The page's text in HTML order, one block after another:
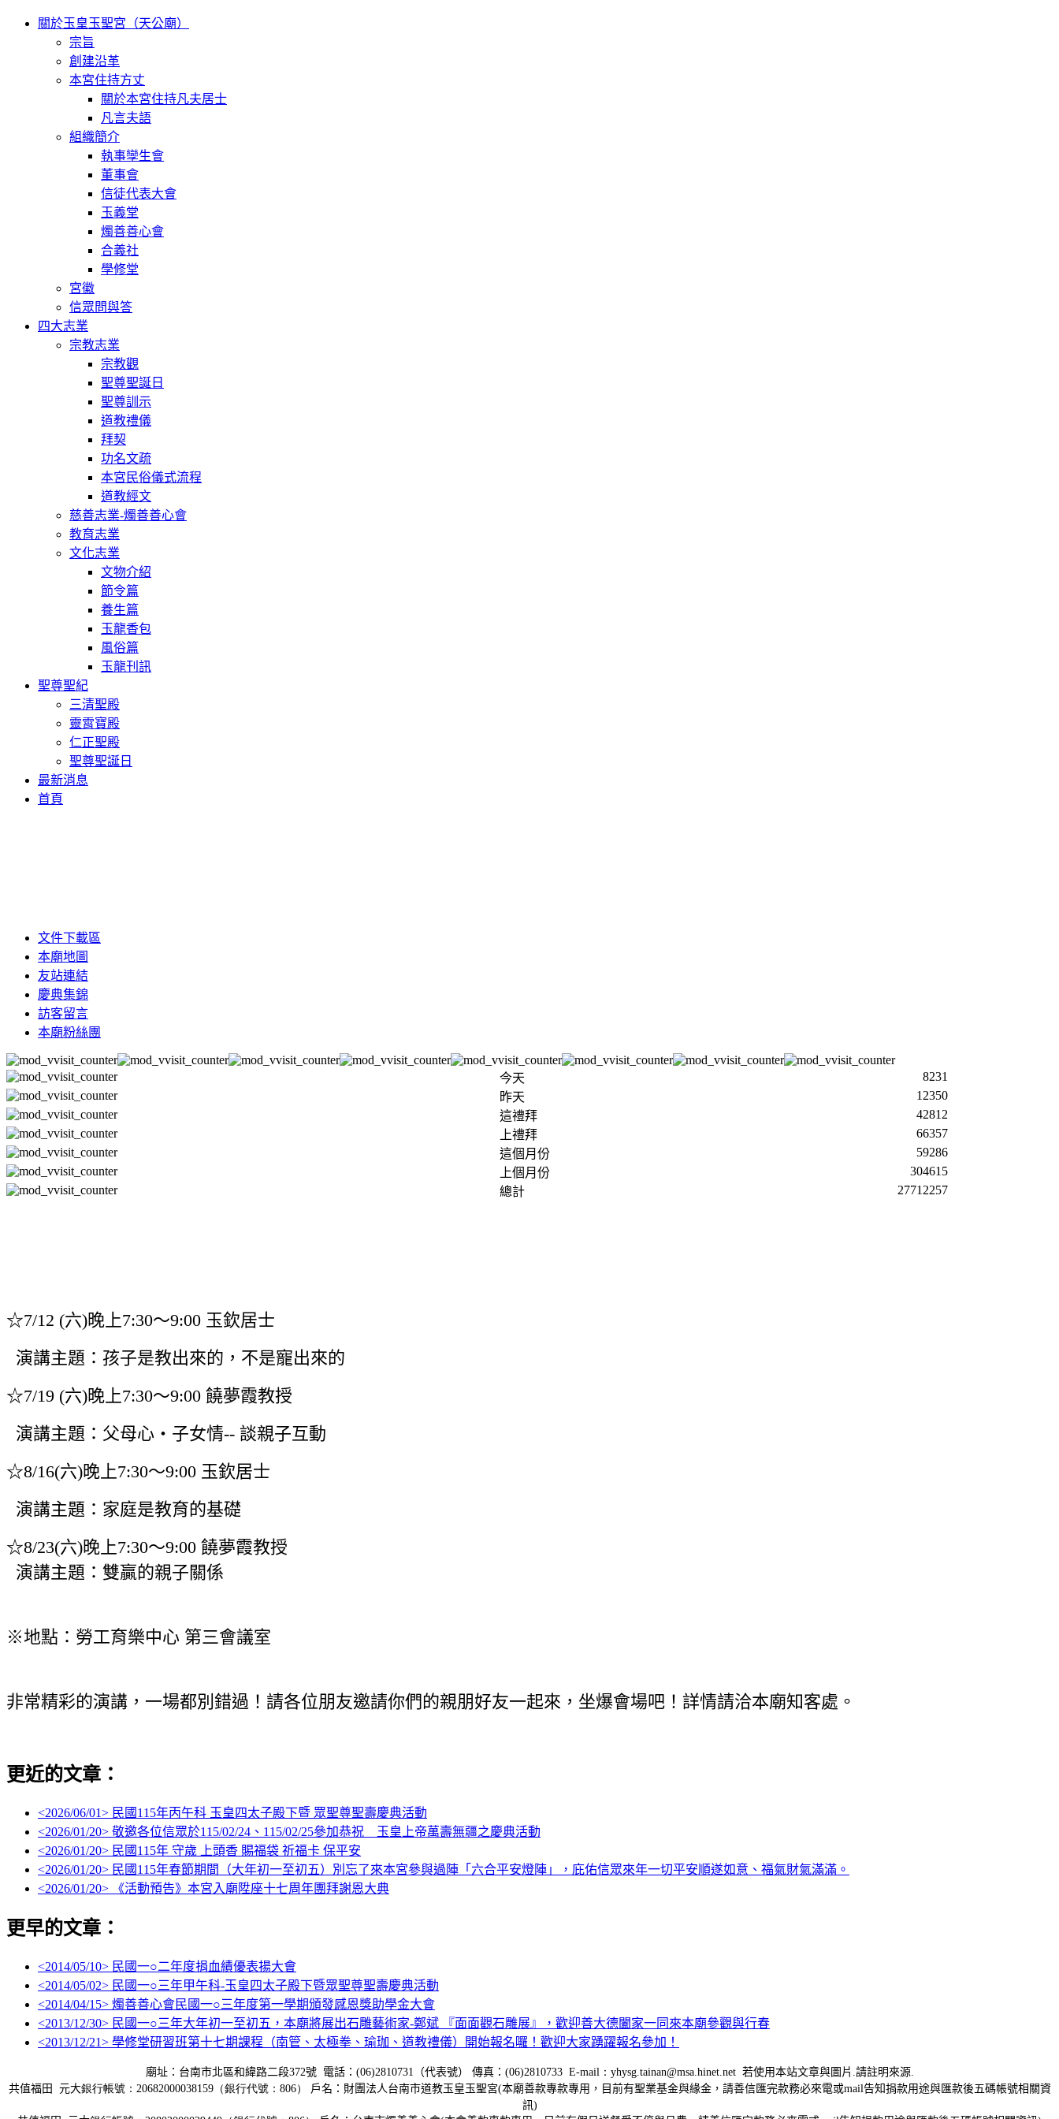
關於玉皇玉聖宮（天公廟）
宗旨
創建沿革
本宮住持方丈
關於本宮住持凡夫居士
凡言夫語
組織簡介
執事孿生會
董事會
信徒代表大會
玉義堂
燭善善心會
合義社
學修堂
宮徽
信眾問與答
四大志業
宗教志業
宗教觀
聖尊聖誕日
聖尊訓示
道教禮儀
拜契
功名文疏
本宮民俗儀式流程
道教經文
慈善志業-燭善善心會
教育志業
文化志業
文物介紹
節令篇
養生篇
玉龍香包
風俗篇
玉龍刊訊
聖尊聖紀
三清聖殿
靈霄寶殿
仁正聖殿
聖尊聖誕日
最新消息
首頁
文件下載區
本廟地圖
友站連結
慶典集錦
訪客留言
本廟粉絲團
今天
8231
昨天
12350
這禮拜
42812
上禮拜
66357
這個月份
59286
上個月份
304615
總計
27712257
☆7/12 (六)晚上7:30～9:00 玉欽居士
演講主題：孩子是教出來的，不是寵出來的
☆7/19 (六)晚上7:30～9:00 饒夢霞教授
演講主題：父母心‧子女情-- 談親子互動
☆8/16(六)晚上7:30～9:00 玉欽居士
演講主題：家庭是教育的基礎
☆8/23(六)晚上7:30～9:00 饒夢霞教授
演講主題：雙贏的親子關係
※地點：勞工育樂中心 第三會議室
非常精彩的演講，一場都別錯過！請各位朋友邀請你們的親朋好友一起來，坐爆會場吧！詳情請洽本廟知客處。
更近的文章：
<2026/06/01> 民國115年丙午科 玉皇四太子殿下暨 眾聖尊聖壽慶典活動
<2026/01/20> 敬邀各位信眾於115/02/24、115/02/25參加恭祝 玉皇上帝萬壽無疆之慶典活動
<2026/01/20> 民國115年 守歲 上頭香 賜福袋 祈福卡 保平安
<2026/01/20> 民國115年春節期間（大年初一至初五）別忘了來本宮參與過陣「六合平安燈陣」，庇佑信眾來年一切平安順遂如意、福氣財氣滿滿。
<2026/01/20> 《活動預告》本宮入廟陞座十七周年團拜謝恩大典
更早的文章：
<2014/05/10> 民國一○二年度捐血績優表揚大會
<2014/05/02> 民國一○三年甲午科-玉皇四太子殿下暨眾聖尊聖壽慶典活動
<2014/04/15> 燭善善心會民國一○三年度第一學期頒發感恩獎助學金大會
<2013/12/30> 民國一○三年大年初一至初五，本廟將展出石雕藝術家-鄭斌 『面面觀石雕展』，歡迎善大德闔家一同來本廟參觀與行春
<2013/12/21> 學修堂研習班第十七期課程（南管、太極拳、瑜珈、道教禮儀）開始報名囉！歡迎大家踴躍報名參加！
廟址：台南市北區和緯路二段372號 電話： (06)2810731 （代表號） 傳真： (06)2810733 E-mail：yhysg.tainan@msa.hinet.net 若使用本站文章與圖片.請註明來源.
共值福田
元大銀行帳號：20682000038159（銀行代號：806） 戶名：財團法人台南市道教玉皇玉聖宮(本廟善款專款專用，目前有聖業基金與緣金，請善信匯完款務必來電或mail告知捐款用途與匯款後五碼帳號相關資
訊)